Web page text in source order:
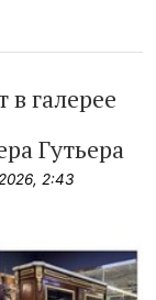
галерее
Гутьера
2:43